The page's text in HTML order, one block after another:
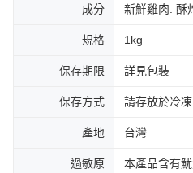
成分 新鮮雞肉. 酥
規格 1kg
保存期限 詳見包裝
保存方式 請存放於冷
產地 台灣
過敏原
本產品含有